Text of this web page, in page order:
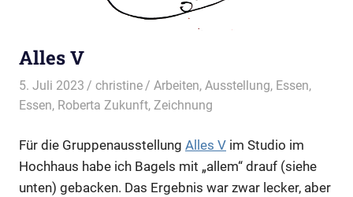
Alles V
5. Juli 2023 christine Arbeiten,Ausstellung, Essen,
Essen, Roberta Zukunft, Zeichnung
Für die Gruppenausstellung Alles V im Studio im
Hochhaus habe ich Bagels mit „allem“ drauf (siehe
unten) gebacken. Das Ergebnis war zwar lecker, aber